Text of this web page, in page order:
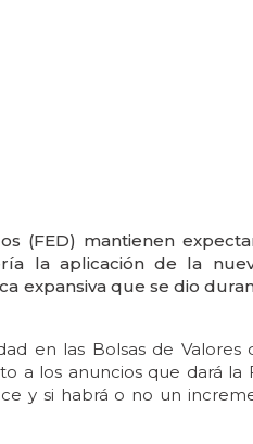
(FED) mantienen
la aplicación de la
expansiva que se dio
en las Bolsas de Valores
a los anuncios que dará la
y si habrá o no un